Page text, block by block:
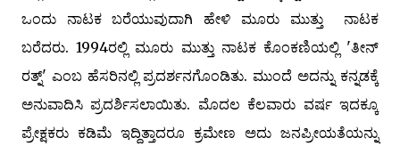
ಒಂದು ನಾಟಕ ಬರೆಯುವುದಾಗಿ ಹೇಳಿ ಮೂರು ಮುತ್ತು ನಾಟಕ
ಬರೆದರು. 1994ರಲ್ಲಿ ಮೂರು ಮುತ್ತು ನಾಟಕ ಕೊಂಕಣಿಯಲ್ಲಿ 'ತೀನ್
ರತ್ನ್' ಎಂಬ ಹೆಸರಿನಲ್ಲಿ ಪ್ರದರ್ಶನಗೊಂಡಿತು. ಮುಂದೆ ಅದನ್ನು ಕನ್ನಡಕ್ಕೆ
ಅನುವಾದಿಸಿ ಪ್ರದರ್ಶಿಸಲಾಯಿತು. ಮೊದಲ ಕೆಲವಾರು ವರ್ಷ ಇದಕ್ಕೂ
ಪ್ರೇಕ್ಷಕರು ಕಡಿಮೆ ಇದ್ದಿತ್ತಾದರೂ ಕ್ರಮೇಣ ಅದು ಜನಪ್ರೀಯತೆಯನ್ನು